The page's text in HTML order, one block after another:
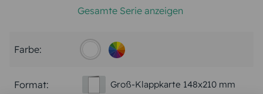
Gesamte Serie anzeigen
Farbe:
Format: Groß-Klappkarte 148x210 mm